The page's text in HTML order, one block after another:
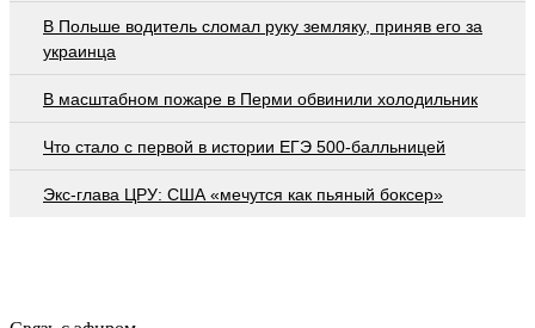
В Польше водитель сломал руку земляку, приняв его за
украинца
В масштабном пожаре в Перми обвинили холодильник
Что стало с первой в истории ЕГЭ 500-балльницей
Экс-глава ЦРУ: США «мечутся как пьяный боксер»